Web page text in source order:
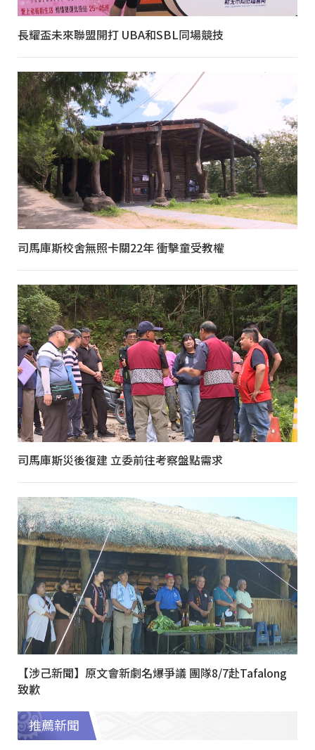
長耀盃未來聯盟開打 UBA和SBL同場競技
司馬庫斯校舍無照卡關22年 衝擊童受教權
司馬庫斯災後復建 立委前往考察盤點需求
【涉己新聞】原文會新劇名爆爭議 團隊8/7赴Tafalong
致歉
推薦新聞